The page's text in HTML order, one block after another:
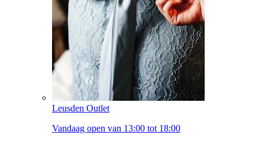
Leusden Outlet
Vandaag open van 13:00 tot 18:00